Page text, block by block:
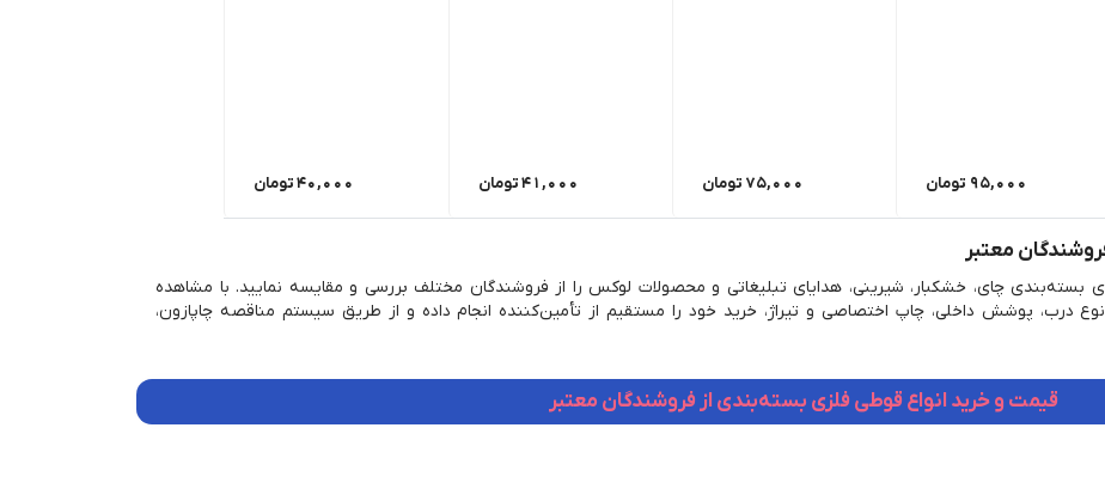
95,000 تومان 75,000 تومان 41,000تومان 40,000تومان
معتبر
بسته‌بندی چای، خشکبار، شیرینی، هدایای تبلیغاتی و محصولات لوکس را از فروشندگان مختلف بررسی و مقایسه نمایید. با مشاهده
درب، پوشش داخلی، چاپ اختصاصی و تیراژ، خرید خود را مستقیم از تأمین‌کننده انجام داده و از طریق سیستم مناقصه چاپازون،
قیمت و خرید انواع قوطی فلزی بسته‌بندی از فروشندگان معتبر